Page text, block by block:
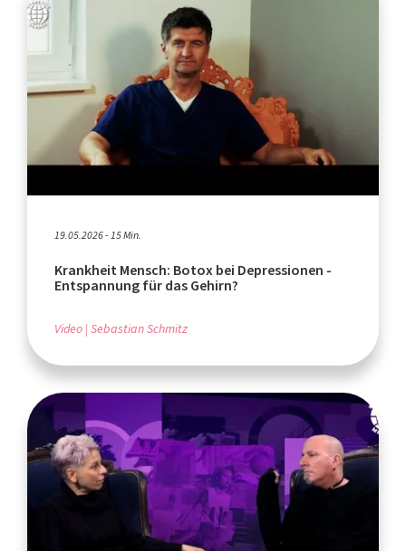
19.05.2026 - 15 Min.
Krankheit Mensch: Botox bei Depressionen -
Entspannung für das Gehirn?
Video Sebastian Schmitz